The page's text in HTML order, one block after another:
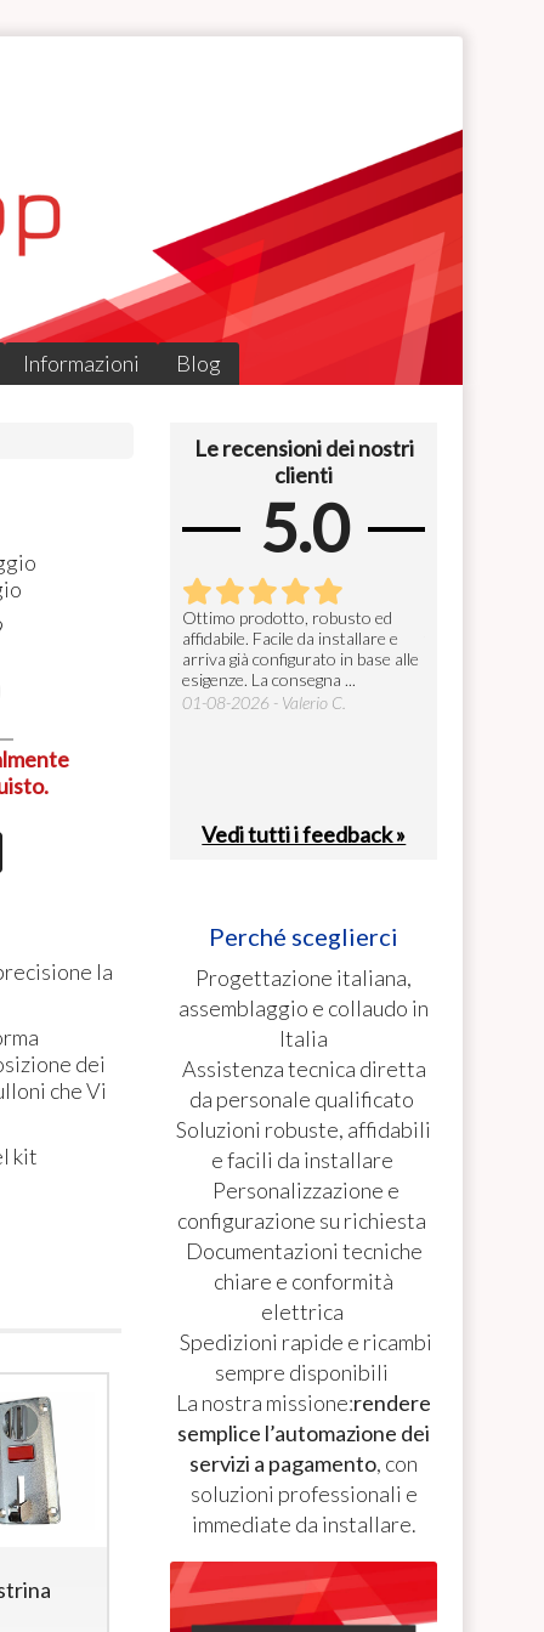
Informazioni Blog
la
dei
che Vi
kit
Gettoniera
multimoneta
multimoneta
Le recensioni dei nostri
clienti
5.0
- Alberto B.
Ottimo prodotto, robusto ed
affidabile. Facile da installare e
arriva già configurato in base alle
esigenze. La consegna ...
01-08-2026 - Valerio C.
Vedi tutti i feedback »
Perché sceglierci
Progettazione italiana,
assemblaggio e collaudo in
Italia
Assistenza tecnica diretta
da personale qualificato
Soluzioni robuste, affidabili
e facili da installare
Personalizzazione e
configurazione su richiesta
Documentazioni tecniche
chiare e conformità
elettrica
Spedizioni rapide e ricambi
sempre disponibili
La nostra missione:rendere
semplice l’automazione dei
servizi a pagamento, con
soluzioni professionali e
immediate da installare.